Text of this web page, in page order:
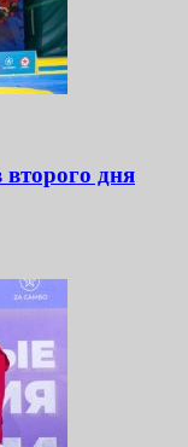
дня